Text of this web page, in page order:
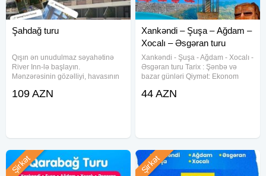
Şahdağ turu
Qışın ən unudulmaz səyahətinə
River Inn-lə başlayın.
Mənzərəsinin gözəlliyi, havasının
Resort otelə 2 günlük səyahət Sizi
109 AZN
Xankəndi – Şuşa – Ağdam –
Xocalı – Əsgəran turu
Xankəndi - Şuşa - Ağdam - Xocalı -
Əsgəran turu Tarix : Şənbə və
bazar günləri Qiymət: Ekonom
azn. Qiymətə daxildir: Portal
44 AZN
Şirkət Şirkət